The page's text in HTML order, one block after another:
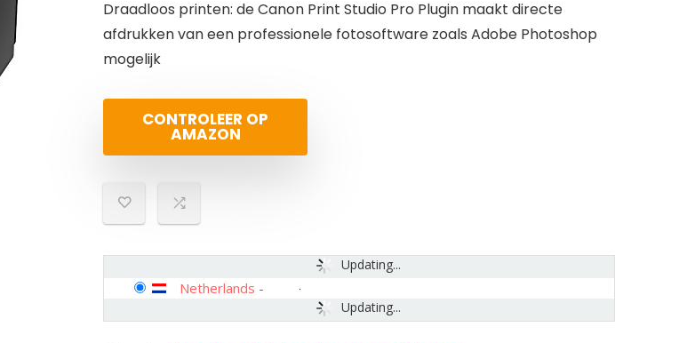
Draadloos printen: de Canon Print Studio Pro Plugin maakt directe
afdrukken van een professionele fotosoftware zoals Adobe Photoshop
mogelijk
CONTROLEER OP
AMAZON
Updating...
Updating...
Netherlands -